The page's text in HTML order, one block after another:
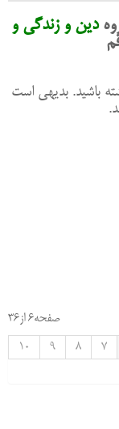
دین و زندگی و
باشید. بدیهی است
صفحه6 از36
7
8
9
10